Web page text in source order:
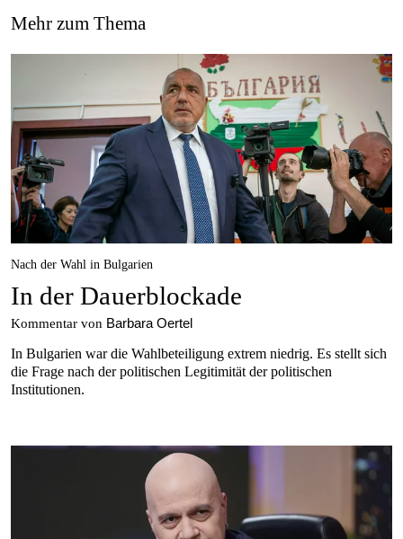
Mehr zum Thema
Nach der Wahl in Bulgarien
In der Dauerblockade
Kommentar von Barbara Oertel
In Bulgarien war die Wahlbeteiligung extrem niedrig. Es stellt sich
die Frage nach der politischen Legitimität der politischen
Institutionen.